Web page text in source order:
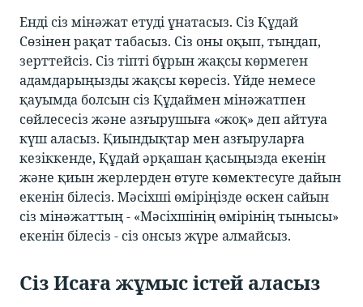
Енді сіз мінәжат етуді ұнатасыз. Сіз Құдай
Сөзінен рақат табасыз. Сіз оны оқып, тыңдап,
зерттейсіз. Сіз тіпті бұрын жақсы көрмеген
адамдарыңызды жақсы көресіз. Үйде немесе
қауымда болсын сіз Құдаймен мінәжатпен
сөйлесесіз және азғырушыға «жоқ» деп айтуға
күш аласыз. Қиындықтар мен азғыруларға
кезіккенде, Құдай әрқашан қасыңызда екенін
және қиын жерлерден өтуге көмектесуге дайын
екенін білесіз. Мәсіхші өміріңізде өскен сайын
сіз мінәжаттың - «Мәсіхшінің өмірінің тынысы»
екенін білесіз - сіз онсыз жүре алмайсыз.
Сіз Исаға жұмыс істей аласыз